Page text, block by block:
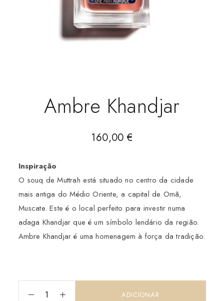
Ambre Khandjar
160,00€
Inspiração
O souq de Muttrah está situado no centro da cidade
mais antiga do Médio Oriente, a capital de Omã,
Muscate. Este é o local perfeito para investir numa
adaga Khandjar que é um símbolo lendário da região.
Ambre Khandjar é uma homenagem à força da tradição.
ADICIONAR